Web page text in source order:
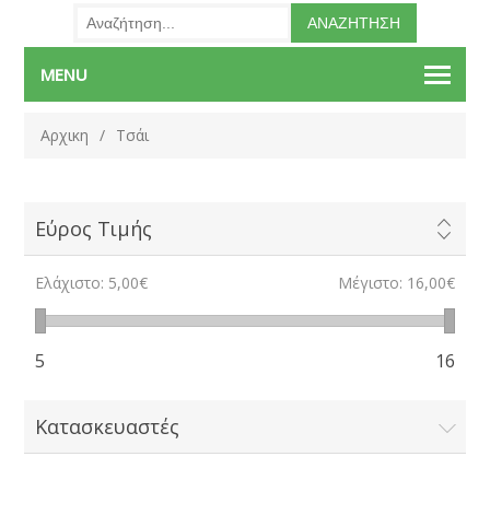
MENU
Αρχικη / Τσάι
Εύρος Τιμής
Ελάχιστο: 5,00€ Μέγιστο: 16,00€
5 16
Κατασκευαστές